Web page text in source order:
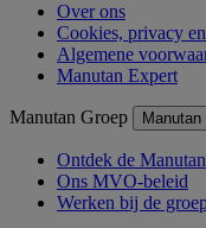
Over ons
Cookies, privacy
Algemene
Manutan Expert
Manutan Groep Manutan
Ontdek de
Ons MVO-beleid
Werken bij de